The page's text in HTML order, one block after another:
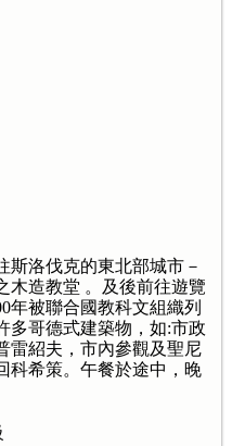
斯洛伐克的東北部城市－
木造教堂 。及後前往遊覽
年被聯合國教科文組織列
多哥德式建築物，如:市政
雷紹夫，市內參觀及聖尼
科希策。午餐於途中，晚